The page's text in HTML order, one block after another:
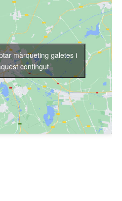
màrqueting galetes i
contingut